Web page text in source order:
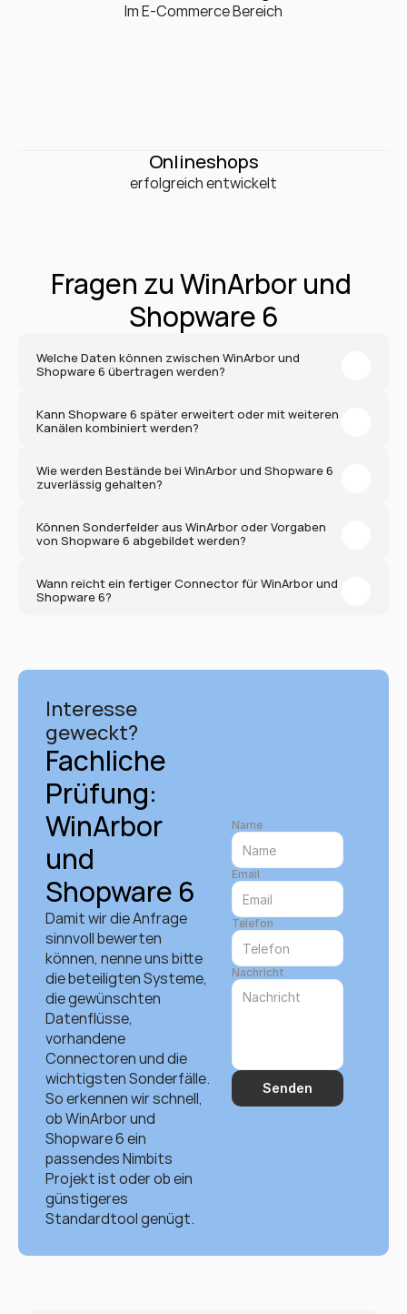
0+
Im E-Commerce Bereich
0+
Onlineshops
erfolgreich entwickelt
Fragen zu WinArbor und
Shopware 6
Welche Daten können zwischen WinArbor und
Shopware 6 übertragen werden?
Kann Shopware 6 später erweitert oder mit weiteren
Kanälen kombiniert werden?
Wie werden Bestände bei WinArbor und Shopware 6
zuverlässig gehalten?
Können Sonderfelder aus WinArbor oder Vorgaben
von Shopware 6 abgebildet werden?
Wann reicht ein fertiger Connector für WinArbor und
Shopware 6?
Interesse
geweckt?
Fachliche
Prüfung:
WinArbor
und
Shopware 6
Damit wir die Anfrage
sinnvoll bewerten
können, nenne uns bitte
die beteiligten Systeme,
die gewünschten
Datenflüsse,
vorhandene
Connectoren und die
wichtigsten Sonderfälle.
So erkennen wir schnell,
ob WinArbor und
Shopware 6 ein
passendes Nimbits
Projekt ist oder ob ein
günstigeres
Standardtool genügt.
Name
Email
Telefon
Nachricht
Senden